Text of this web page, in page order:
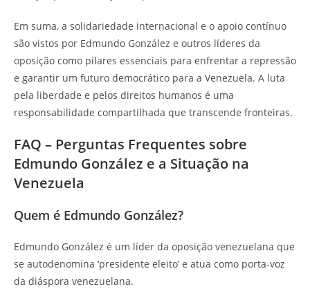
Em suma, a solidariedade internacional e o apoio contínuo
são vistos por Edmundo González e outros líderes da
oposição como pilares essenciais para enfrentar a repressão
e garantir um futuro democrático para a Venezuela. A luta
pela liberdade e pelos direitos humanos é uma
responsabilidade compartilhada que transcende fronteiras.
FAQ – Perguntas Frequentes sobre
Edmundo González e a Situação na
Venezuela
Quem é Edmundo González?
Edmundo González é um líder da oposição venezuelana que
se autodenomina ‘presidente eleito’ e atua como porta-voz
da diáspora venezuelana.